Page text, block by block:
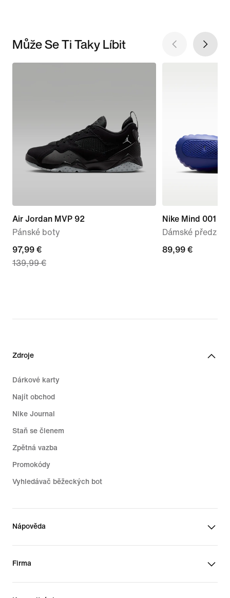
Může Se Ti Taky Líbit
Air Jordan MVP 92
Pánské boty
current
price
139,99 €
97,99 €
139,99 €
Nike Mind 001
Dámské
89,99 €
89,99 €
Zdroje
Dárkové karty
Najít obchod
Nike Journal
Staň se členem
Zpětná vazba
Promokódy
Vyhledávač běžeckých bot
Nápověda
Firma